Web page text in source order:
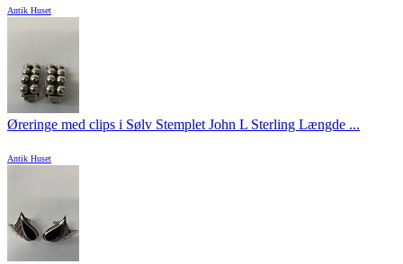
Antik Huset
Øreringe med clips i Sølv Stemplet John L Sterling Længde ...
Antik Huset